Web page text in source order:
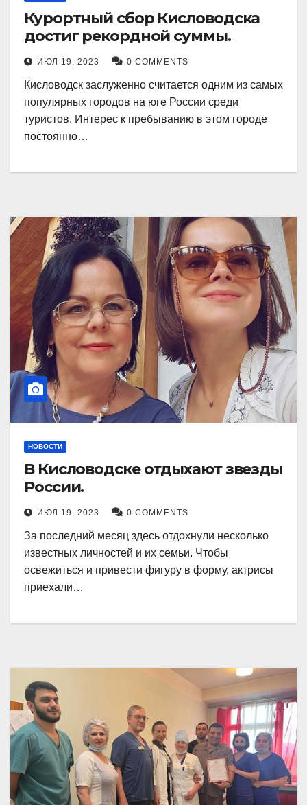
Курортный сбор Кисловодска
достиг рекордной суммы.
ИЮЛ 19, 2023 0 COMMENTS
Кисловодск заслуженно считается одним из самых
популярных городов на юге России среди
туристов. Интерес к пребыванию в этом городе
постоянно…
НОВОСТИ
В Кисловодске отдыхают звезды
России.
ИЮЛ 19, 2023 0 COMMENTS
За последний месяц здесь отдохнули несколько
известных личностей и их семьи. Чтобы
освежиться и привести фигуру в форму, актрисы
приехали…